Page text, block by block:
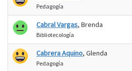
Pedagogía
Cabral Vargas, Brenda
Bibliotecología
Cabrera Aquino, Glenda
Pedagogía